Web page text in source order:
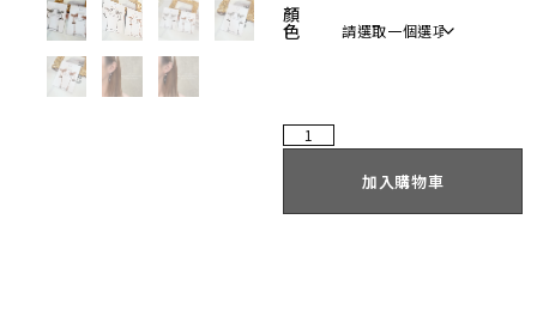
顏
色
加入購物車